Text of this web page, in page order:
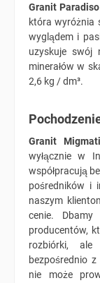
Granit
która wyróżnia
wyglądem i
uzyskuje swój
minerałów w
2,6 kg / dm³.
Granit
wyłącznie w
współpracują
pośredników i
naszym
cenie.
producentów,
rozbiórki, ale
bezpośrednio
nie może